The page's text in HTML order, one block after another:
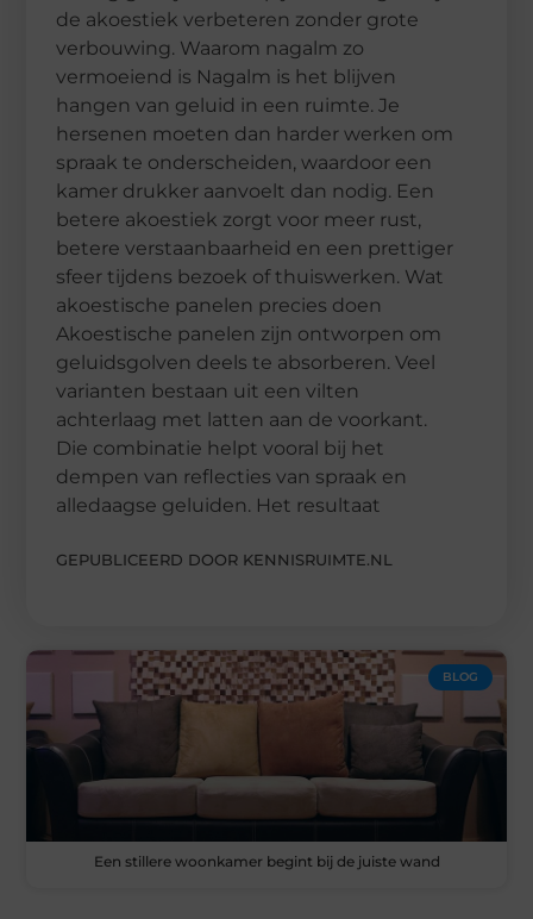
de akoestiek verbeteren zonder grote
verbouwing. Waarom nagalm zo
vermoeiend is Nagalm is het blijven
hangen van geluid in een ruimte. Je
hersenen moeten dan harder werken om
spraak te onderscheiden, waardoor een
kamer drukker aanvoelt dan nodig. Een
betere akoestiek zorgt voor meer rust,
betere verstaanbaarheid en een prettiger
sfeer tijdens bezoek of thuiswerken. Wat
akoestische panelen precies doen
Akoestische panelen zijn ontworpen om
geluidsgolven deels te absorberen. Veel
varianten bestaan uit een vilten
achterlaag met latten aan de voorkant.
Die combinatie helpt vooral bij het
dempen van reflecties van spraak en
alledaagse geluiden. Het resultaat
GEPUBLICEERD DOOR KENNISRUIMTE.NL
BLOG
Een stillere woonkamer begint bij de juiste wand